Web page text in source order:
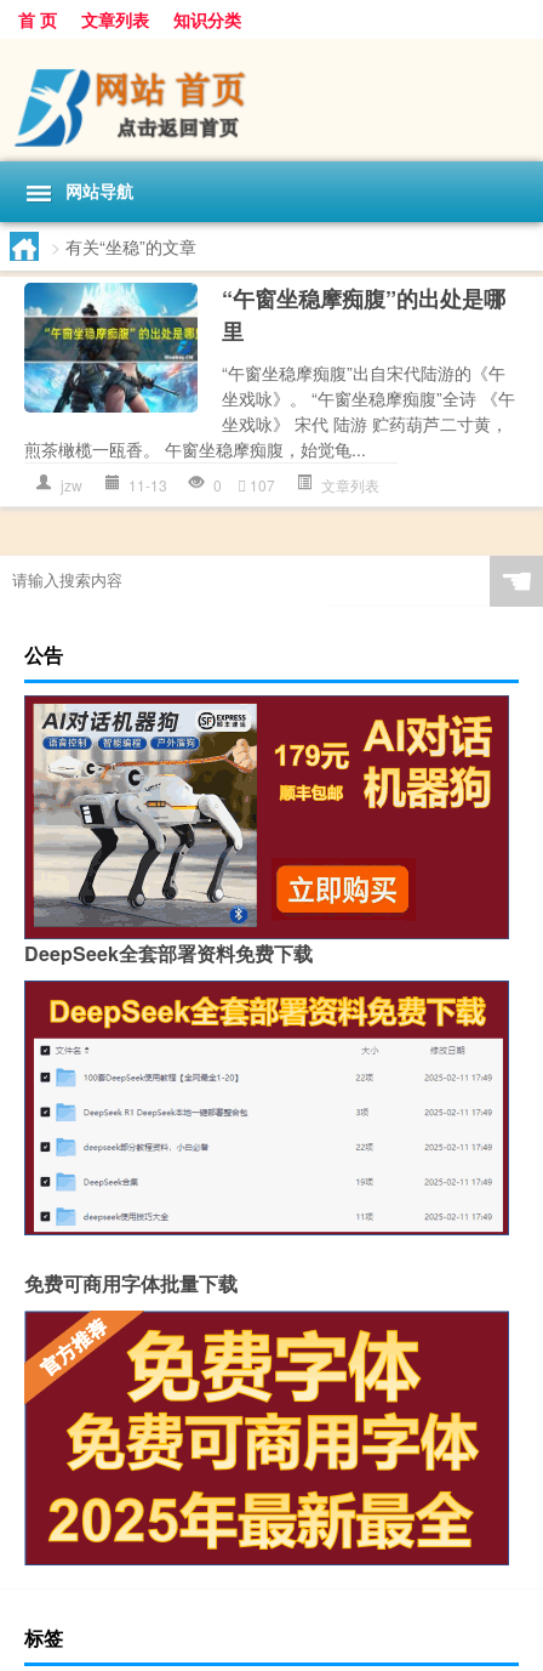
首 页 文章列表 知识分类
网站导航
> 有关“坐稳”的文章
“午窗坐稳摩痴腹”的出处是哪
里
“午窗坐稳摩痴腹”出自宋代陆游的《午
坐戏咏》。 “午窗坐稳摩痴腹”全诗 《午
坐戏咏》 宋代 陆游 贮药葫芦二寸黄，
煎茶橄榄一瓯香。 午窗坐稳摩痴腹，始觉龟...
jzw 11-13 0 107 文章列表
☚
公告
DeepSeek全套部署资料免费下载
免费可商用字体批量下载
标签